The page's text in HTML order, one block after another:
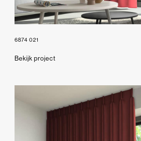
6874 021
Bekijk project